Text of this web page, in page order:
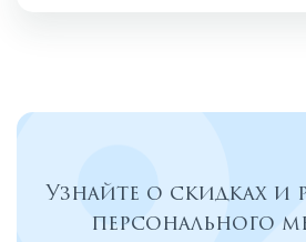
Узнайте о скидках и
персонального